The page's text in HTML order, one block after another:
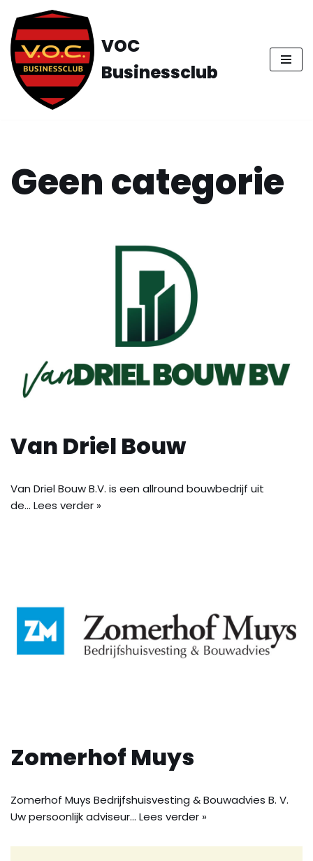
Ga
naar
de
inhoud
VOC
Businessclub
Geen categorie
Van Driel Bouw
Van Driel Bouw B.V. is een allround bouwbedrijf uit
de… Lees verder »
Zomerhof Muys
Zomerhof Muys Bedrijfshuisvesting & Bouwadvies B. V.
Uw persoonlijk adviseur… Lees verder »